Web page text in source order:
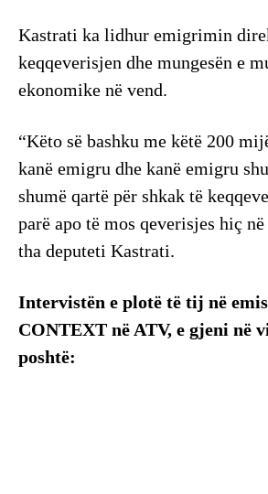
Kastrati ka lidhur emigrimin
keqqeverisjen dhe mungesën e
ekonomike në vend.
“Këto së bashku me këtë 200
kanë emigru dhe kanë emigru
shumë qartë për shkak të
parë apo të mos qeverisjes hiç
tha deputeti Kastrati.
Intervistën e plotë të tij në
CONTEXT në ATV, e gjeni në
poshtë: